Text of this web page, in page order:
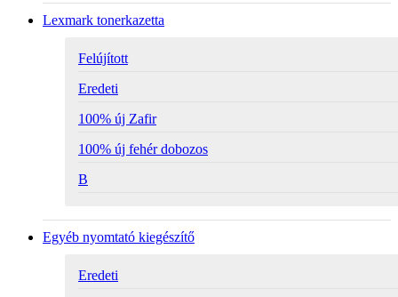
Lexmark tonerkazetta
Felújított
Eredeti
100% új Zafir
100% új fehér dobozos
B
Egyéb nyomtató kiegészítő
Eredeti